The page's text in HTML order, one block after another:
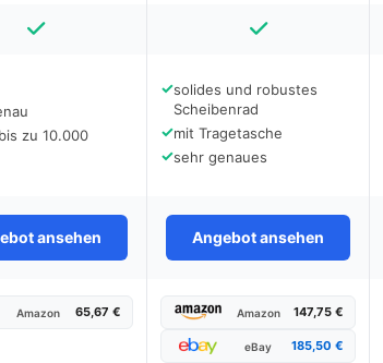
zu 10.000
✓solides und robustes
Scheibenrad
✓mit Tragetasche
✓sehr genaues
ansehen Angebot ansehen
Amazon 65,67 € Amazon 147,75 €
eBay 185,50 €